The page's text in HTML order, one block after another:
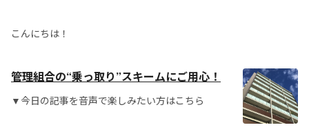
こんにちは！
管理組合の“乗っ取り”スキームにご用心！
▼今日の記事を音声で楽しみたい方はこちら